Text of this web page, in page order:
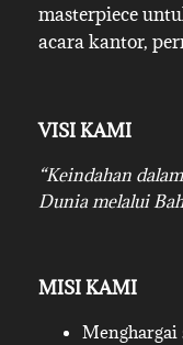
masterpiece
acara kantor,
VISI KAMI
“Keindahan
Dunia melalui
MISI KAMI
Menghargai